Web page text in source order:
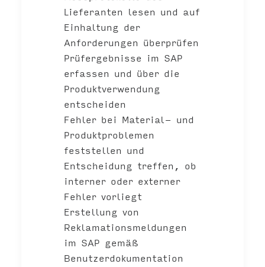
Lieferanten lesen und auf
Einhaltung der
Anforderungen überprüfen
Prüfergebnisse im SAP
erfassen und über die
Produktverwendung
entscheiden
Fehler bei Material- und
Produktproblemen
feststellen und
Entscheidung treffen, ob
interner oder externer
Fehler vorliegt
Erstellung von
Reklamationsmeldungen
im SAP gemäß
Benutzerdokumentation